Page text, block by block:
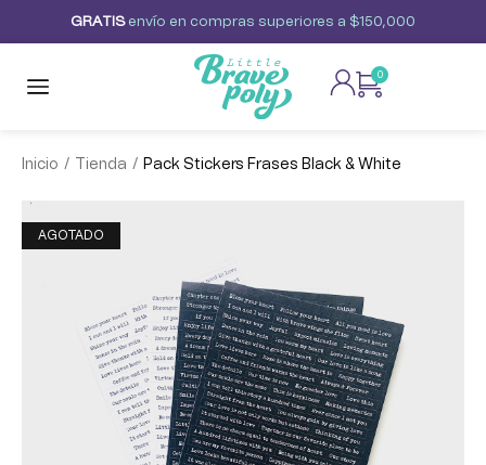
GRAT S envío en compras superiores a $150,000
0
Inicio / Tienda / Pack Stickers Frases Black & White
AGOTADO